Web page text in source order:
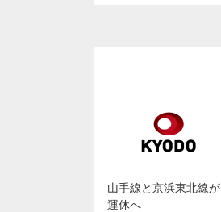
山手線と京浜東北線が
運休へ